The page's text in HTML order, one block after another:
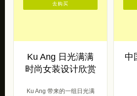
Ku Ang 日光满满
时尚女装设计欣赏
Ku Ang 带来的一组日光满
去购买
中